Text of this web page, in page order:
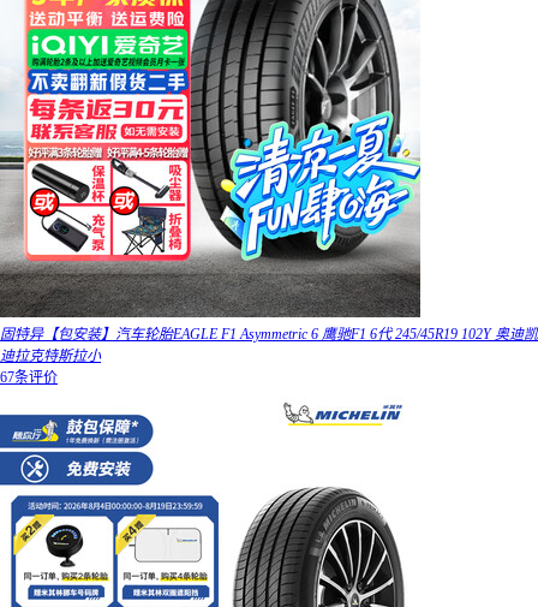
固特异【包安装】汽车轮胎EAGLE F1 Asymmetric 6 鹰驰F1 6代 245/45R19 102Y 奥迪凯
迪拉克特斯拉小
67条评价